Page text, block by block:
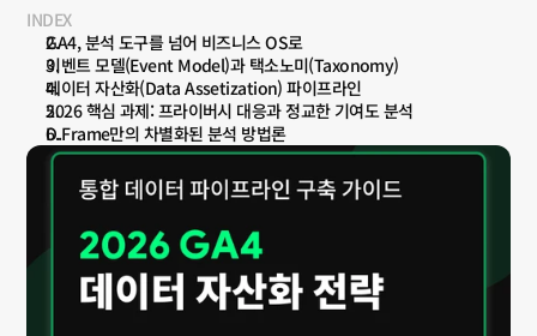
INDEX
GA4, 분석 도구를 넘어 비즈니스 OS로
이벤트 모델(Event Model)과 택소노미(Taxonomy)
데이터 자산화(Data Assetization) 파이프라인
2026 핵심 과제: 프라이버시 대응과 정교한 기여도 분석
D.Frame만의 차별화된 분석 방법론